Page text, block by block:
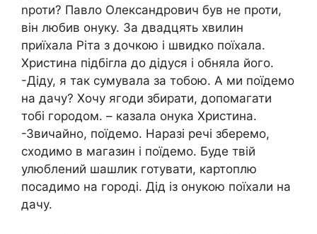
nроти? Павло Олександрович був не проти,
він любив онуку. За двадцять хвилин
приїхала Ріта з дочкою і швидко поїхала.
Христина підбігла до дідуся і обняла його.
-Діду, я так сумувала за тобою. А ми поїдемо
на дачу? Хочу ягоди збирати, допомагати
тобі городом. – казала онука Христина.
-Звичайно, поїдемо. Наразі речі зберемо,
сходимо в магазин і поїдемо. Буде твій
улюблений шашлик готувати, картоплю
посадимо на городі. Дід із онукою поїхали на
дачу.